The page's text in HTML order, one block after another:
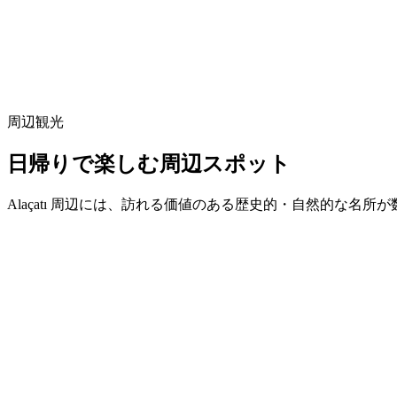
周辺観光
日帰りで楽しむ周辺スポット
Alaçatı 周辺には、訪れる価値のある歴史的・自然的な名所が